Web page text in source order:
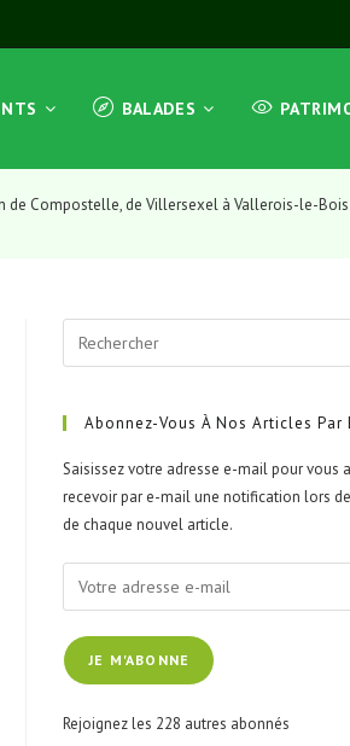
BALADES
de Compostelle, de Villersexel à Vallerois-le-
Abonnez-Vous À Nos Articles Par
Saisissez votre adresse e-mail pour vous
recevoir par e-mail une notification lors
de chaque nouvel article.
Votre
adresse
e-
mailJE M'ABONNE
Rejoignez les 228 autres abonnés